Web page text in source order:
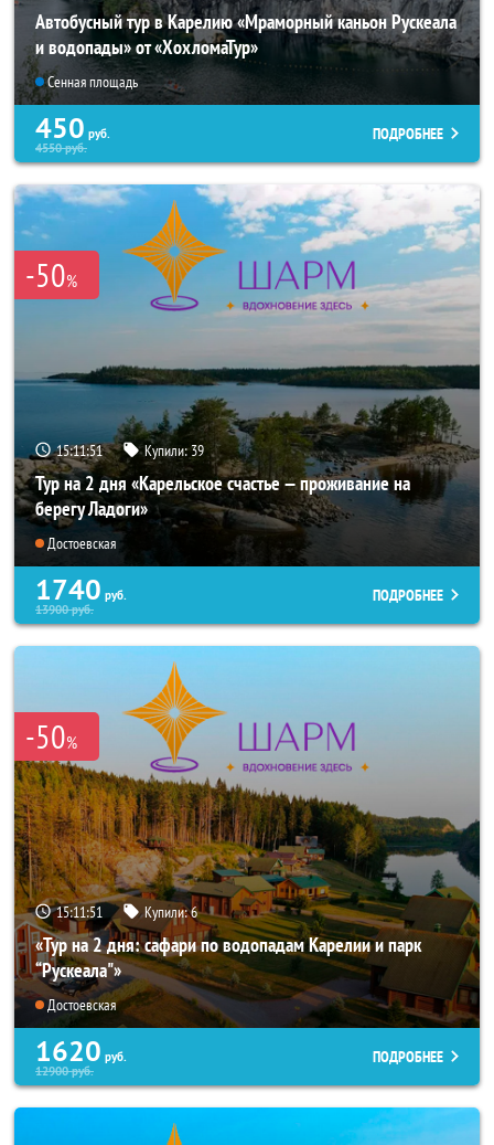
Автобусный тур в Карелию «Мраморный каньон Рускеала
и водопады» от «ХохломаТур»
Сенная площадь
450 руб.
4550руб.
ПОДРОБНЕЕ
-50%
15:11:50 Купили:39
Тур на 2 дня «Карельское счастье — проживание на
берегу Ладоги»
Достоевская
1740 руб.
13900руб.
ПОДРОБНЕЕ
-50%
15:11:50 Купили:6
«Тур на 2 дня: сафари по водопадам Карелии и парк
“Рускеала"»
Достоевская
1620 руб.
12900руб.
ПОДРОБНЕЕ